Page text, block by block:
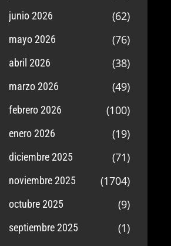
junio 2026 (62)
mayo 2026 (76)
abril 2026 (38)
marzo 2026 (49)
febrero 2026 (100)
enero 2026 (19)
diciembre 2025 (71)
noviembre 2025 (1704)
octubre 2025 (9)
septiembre 2025 (1)